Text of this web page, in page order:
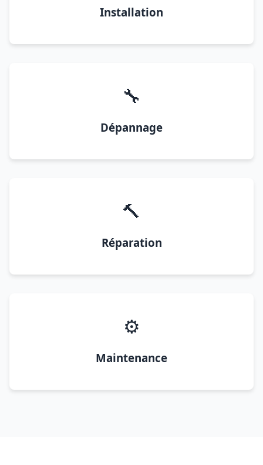
Installation
🔧
Dépannage
🔨
Réparation
⚙️
Maintenance